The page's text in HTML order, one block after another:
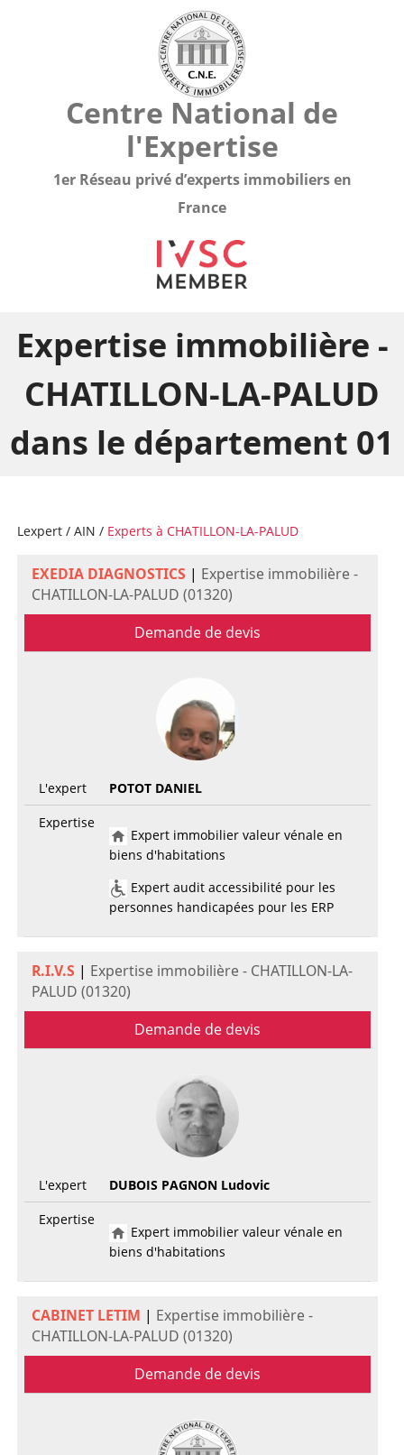
Centre National de
l'Expertise
1er Réseau privé d’experts immobiliers en
France
Expertise immobilière -
CHATILLON-LA-PALUD
dans le département 01
Lexpert/ AIN / Experts à CHATILLON-LA-PALUD
EXEDIA DIAGNOSTICS | Expertise immobilière -
CHATILLON-LA-PALUD (01320)
Demande de devis
L'expert
POTOT DANIEL
Expertise
Expert immobilier valeur vénale en
biens d'habitations
Expert audit accessibilité pour les
personnes handicapées pour les ERP
R.I.V.S | Expertise immobilière - CHATILLON-LA-
PALUD (01320)
Demande de devis
L'expert
DUBOIS PAGNON Ludovic
Expertise
Expert immobilier valeur vénale en
biens d'habitations
CABINET LETIM | Expertise immobilière -
CHATILLON-LA-PALUD (01320)
Demande de devis